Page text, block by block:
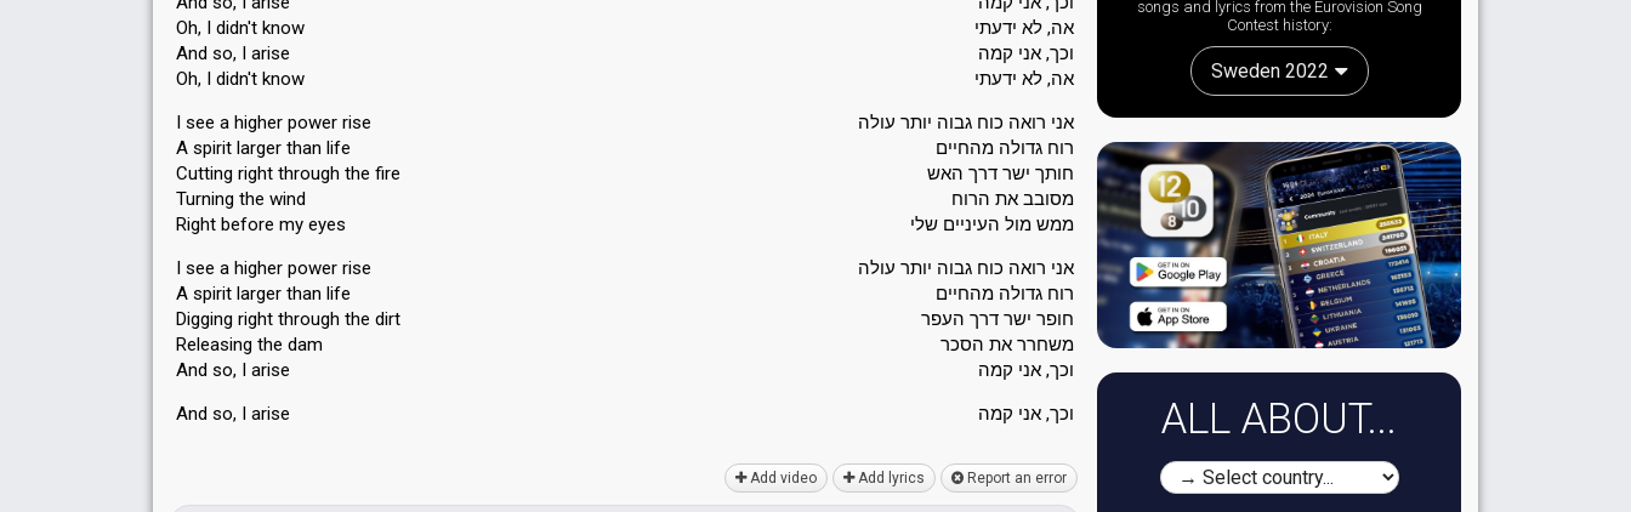
Oh, I didn't know
And so, I arise
Oh, I didn't know
I see a higher power rise
A spirit larger than life
Cutting right through the fire
Turning the wind
Right before my eyes
I see a higher power rise
A spirit larger than life
Digging right through the dirt
Releasing the dam
And so, I arise
And so, I аriѕe
אה, לא ידעתי
וכך, אני קמה
אה, לא ידעתי
אני רואה כוח גבוה יותר עולה
רוח גדולה מהחיים
חותך ישר דרך האש
מסובב את הרוח
ממש מול העיניים שלי
אני רואה כוח גבוה יותר עולה
רוח גדולה מהחיים
חופר ישר דרך העפר
משחרר את הסכר
וכך, אני קמה
וכך, אני קמה
Add video Add lyrics Report an error
songs and lyrics from the Eurovision Song
Contest history:
Sweden 2022
ALL ABOUT...